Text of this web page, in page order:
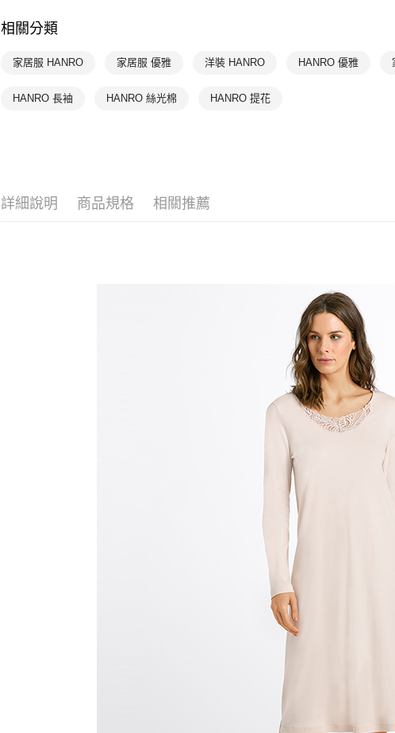
每筆
相關分類
家居服 HANRO 家居服 優雅 洋裝 HANRO HANRO 優雅
HANRO 長袖 HANRO 絲光棉 HANRO 提花
詳細說明 商品規格 相關推薦